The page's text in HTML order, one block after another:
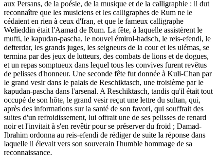
aux Persans, de la poésie, de la musique et de la calligraphie : il dut
reconnaître que les musiciens et les calligraphes de Rum ne le
cédaient en rien à ceux d'Iran, et que le fameux calligraphe
Welieddin était l'Aamad de Rum. La fête, à laquelle assistèrent le
mufti, le kapudan-pascha, le nouvel émirol-hadsch, le reis-efendi, le
defterdar, les grands juges, les seigneurs de la cour et les ulémas, se
termina par des jeux de lutteurs, des combats de lions et de dogues,
et un repas somptueux dans lequel tous les convives furent revêtus
de pelisses d'honneur. Une seconde fête fut donnée à Kuli-Chan par
le grand vesir dans le palais de Reschiktasch, une troisième par le
kapudan-pascha dans l'arsenal. A Reschiktasch, tandis qu'il était tout
occupé de son hôte, le grand vesir reçut une lettre du sultan, qui,
après des informations sur la santé de son favori, qui souffrait des
suites d'un refroidissement, lui offrait une de ses pelisses de renard
noir et l'invitait à s'en revêtir pour se préserver du froid ; Damad-
Ibrahim ordonna au reis-efendi de rédiger de suite la réponse dans
laquelle il élevait vers son souverain l'humble hommage de sa
reconnaissance.